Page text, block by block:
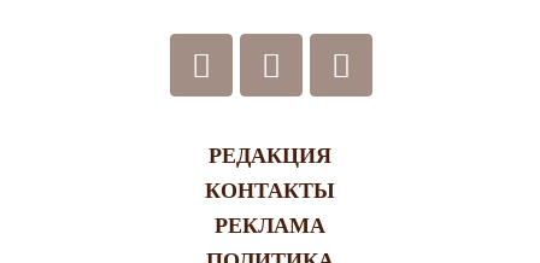
РЕДАКЦИЯ
КОНТАКТЫ
РЕКЛАМА